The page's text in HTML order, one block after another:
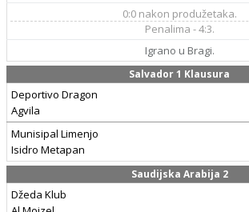
0:0 nakon produžetaka.
Penalima - 4:3.
Igrano u Bragi.
Salvador 1 Klausura
Deportivo Dragon
Agvila
Munisipal Limenjo
Isidro Metapan
Saudijska Arabija 2
Džeda Klub